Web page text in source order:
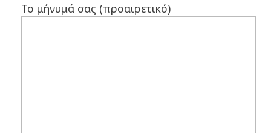
Το μήνυμά σας (προαιρετικό)